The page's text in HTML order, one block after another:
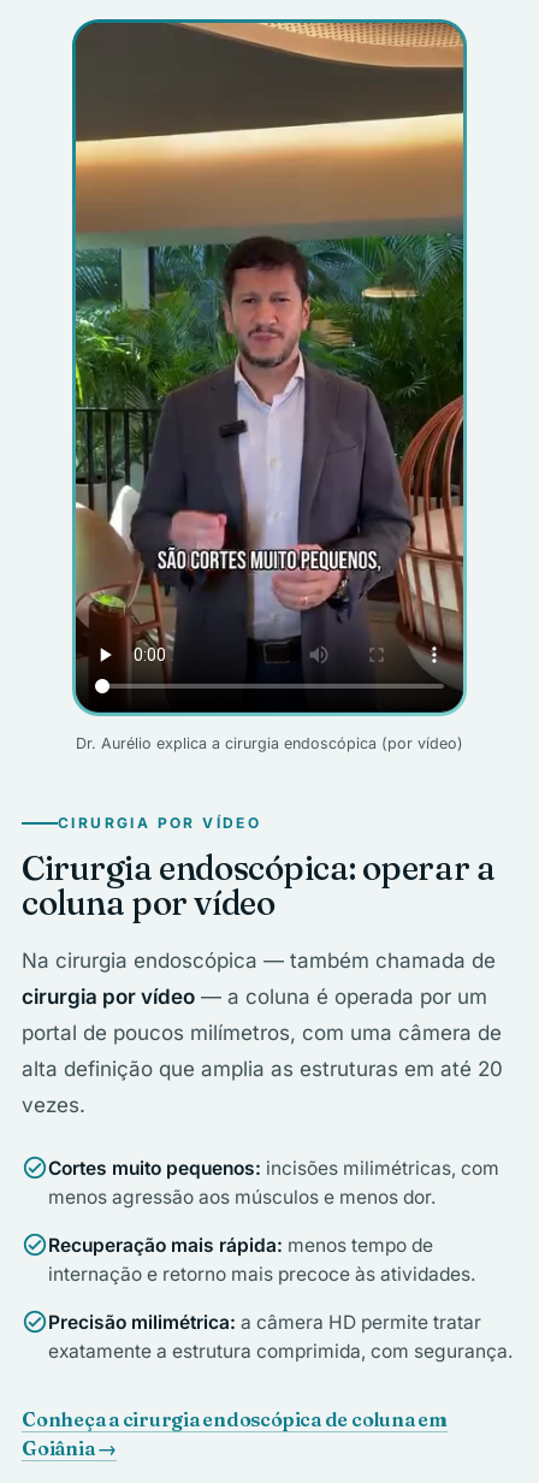
Dr. Aurélio explica a cirurgia endoscópica (por vídeo)
CIRURGIA POR VÍDEO
Cirurgia endoscópica: operar a
coluna por vídeo
Na cirurgia endoscópica — também chamada de
cirurgia por vídeo — a coluna é operada por um
portal de poucos milímetros, com uma câmera de
alta definição que amplia as estruturas em até 20
vezes.
check_circleCortes muito pequenos: incisões milimétricas, com
menos agressão aos músculos e menos dor.
check_circleRecuperação mais rápida: menos tempo de
internação e retorno mais precoce às atividades.
check_circlePrecisão milimétrica: a câmera HD permite tratar
exatamente a estrutura comprimida, com segurança.
Conheça a cirurgia endoscópica de coluna em
Goiânia →